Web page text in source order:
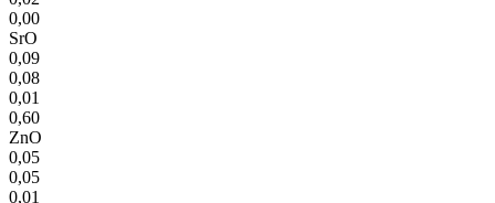
0,00
SrO
0,09
0,08
0,01
0,60
ZnO
0,05
0,05
0,01